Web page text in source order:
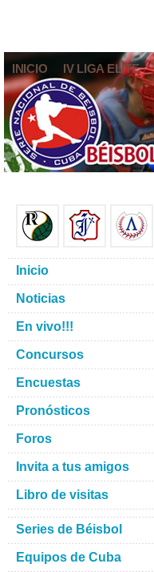
INICIO IV LIGA ELITE
Inicio
Noticias
En vivo!!!
Concursos
Encuestas
Pronósticos
Foros
Invita a tus amigos
Libro de visitas
Series de Béisbol
Equipos de Cuba